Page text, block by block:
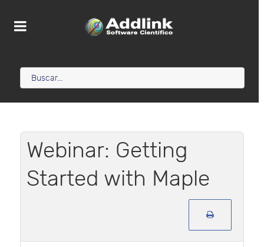
Webinar: Getting
Started with Maple